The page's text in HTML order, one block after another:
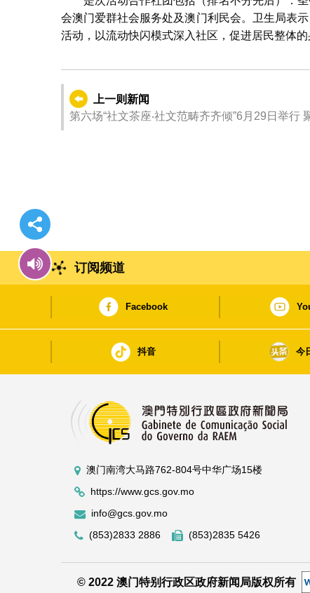
会澳门爱群社会服务处及澳门利民会。卫生局表
活动，以流动快闪模式深入社区，促进居民整体的
上一则新闻
订阅频道
Facebook
抖音 今
澳门南湾大马路762-804号中华广场15楼
https://www.gcs.gov.mo
info@gcs.gov.mo
(853)2833 2886
(853)2835 5426
© 2022 澳门特别行政区政府新闻局版权所有